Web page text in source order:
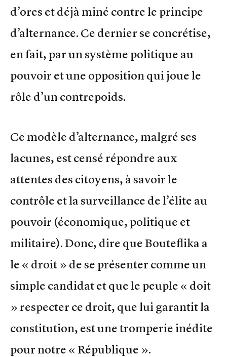
d’ores et déjà miné contre le principe
d’alternance. Ce dernier se concrétise,
en fait, par un système politique au
pouvoir et une opposition qui joue le
rôle d’un contrepoids.
Ce modèle d’alternance, malgré ses
lacunes, est censé répondre aux
attentes des citoyens, à savoir le
contrôle et la surveillance de l’élite au
pouvoir (économique, politique et
militaire). Donc, dire que Bouteflika a
le « droit » de se présenter comme un
simple candidat et que le peuple « doit
» respecter ce droit, que lui garantit la
constitution, est une tromperie inédite
pour notre « République ».